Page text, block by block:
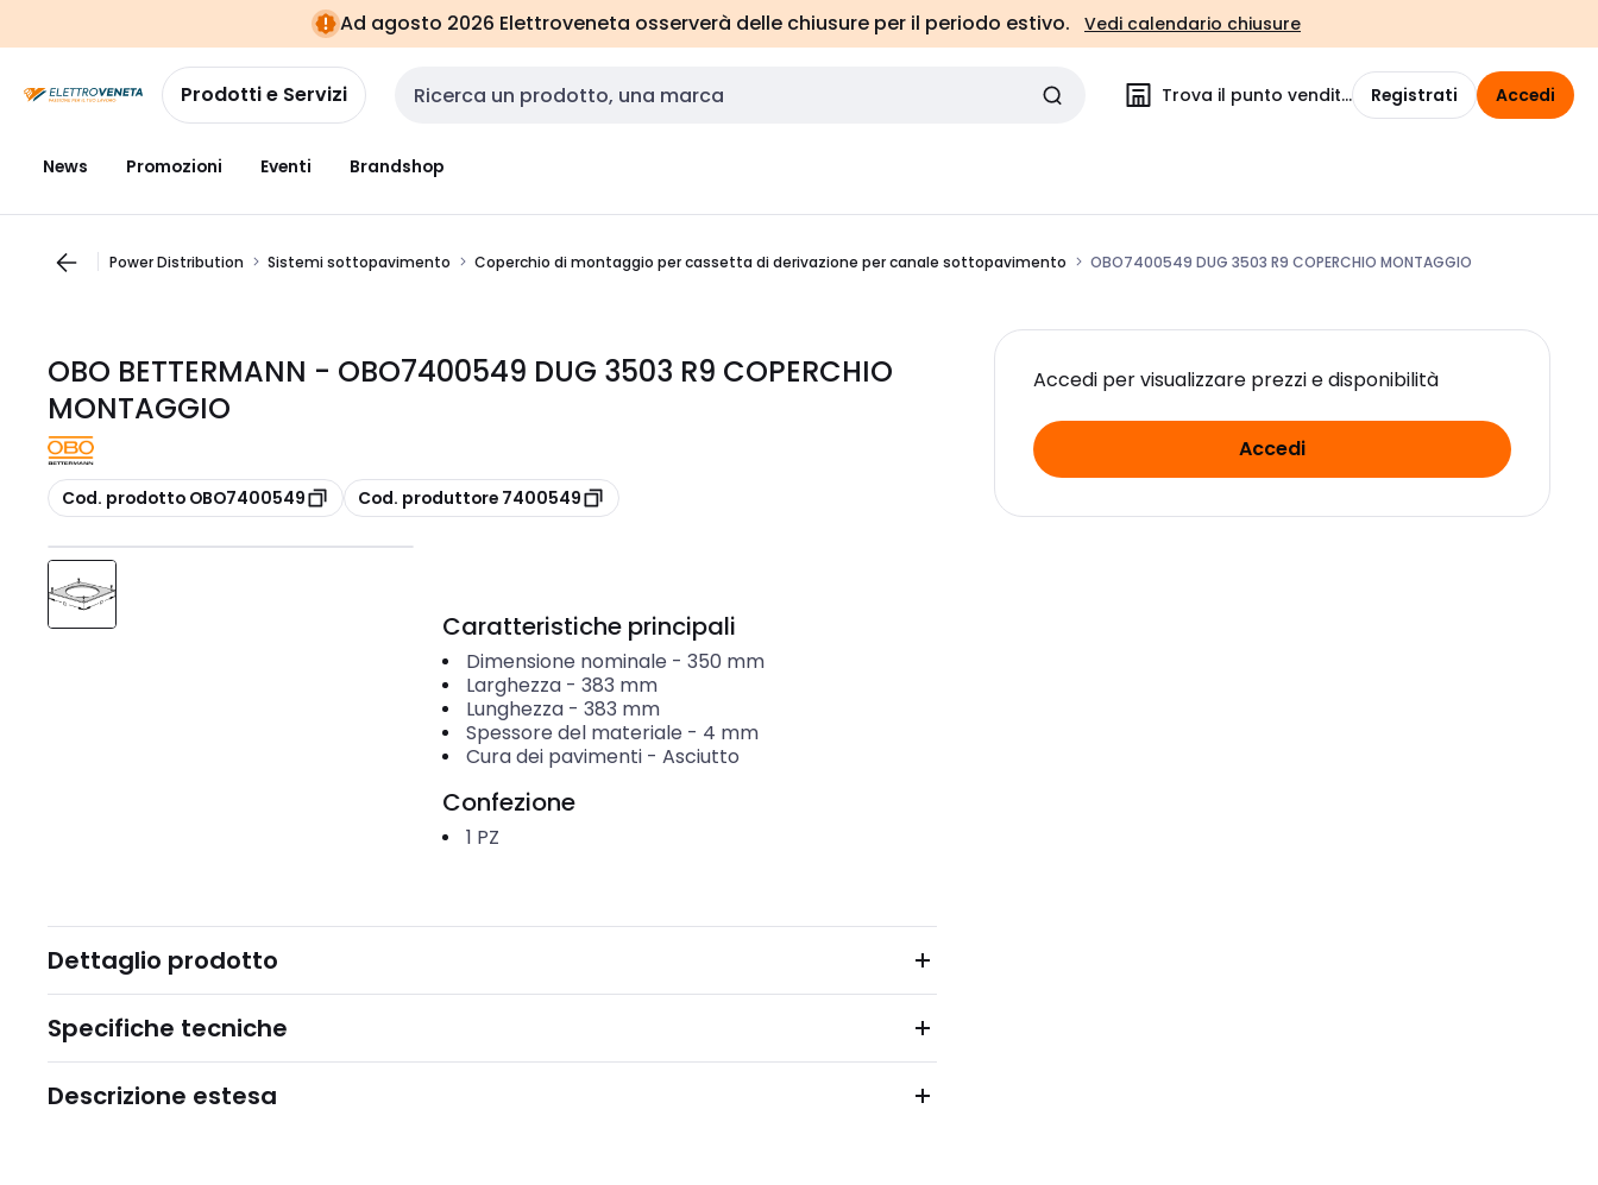
navigazionealla
pagina
Ad agosto 2026 Elettroveneta osserverà delle chiusure per il periodo estivo. Vedi calendario chiusure
Prodotti e Servizi Cerca input Trova il punto vendita Registrati Accedi
News Promozioni Eventi Brandshop
Power Distribution Sistemi sottopavimento Coperchio di montaggio per cassetta di derivazione per canale sottopavimento OBO7400549 DUG 3503 R9 COPERCHIO MONTAGGIO
OBO BETTERMANN - OBO7400549 DUG 3503 R9 COPERCHIO
MONTAGGIO
copia
Cod. prodotto OBO7400549 copia
Cod. produttore 7400549
Accedi per visualizzare prezzi e disponibilità
Accedi
Caratteristiche principali
Dimensione nominale - 350 mm
Larghezza- 383 mm
Lunghezza- 383 mm
Spessore del materiale - 4 mm
Cura dei pavimenti- Asciutto
Confezione
1 PZ
Dettaglio prodotto
Specifiche tecniche
Descrizione estesa